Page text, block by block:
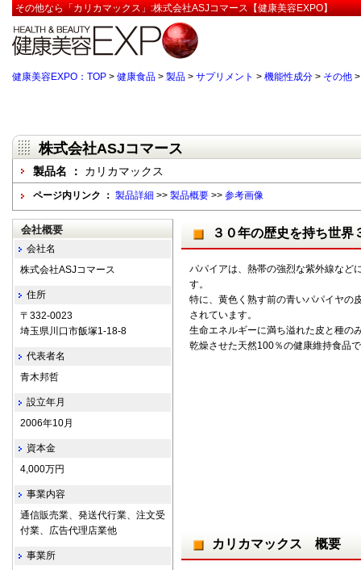
その他なら「カリカマックス」:株式会社ASJコマース【健康美容EXPO】
健康美容EXPO：TOP > 健康食品 > 製品 > サプリメント > 機能性成分 > その他
株式会社ASJコマース
製品名 ： カリカマックス
ページ内リンク ： 製品詳細 >> 製品概要 >> 参考画像
３０年の歴史を持ち世界
パパイアは、熱帯の強烈な紫外線など
す。
特に、黄色く熟す前の青いパパイヤの
されています。
生命エネルギーに満ち溢れた皮と種の
乾燥させた天然100％の健康維持食品
カリカマックス 概要
会社概要
会社名
株式会社ASJコマース
住所
〒332-0023
埼玉県川口市飯塚1-18-8
代表者名
青木邦哲
設立年月
2006年10月
資本金
4,000万円
事業内容
通信販売業、発送代行業、注文受
付業、広告代理店業他
事業所